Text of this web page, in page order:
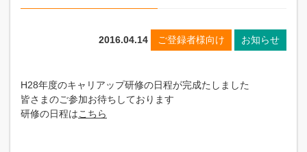
2016.04.14 ご登録者様向け お知らせ
H28年度のキャリアップ研修の日程が完成たしました
皆さまのご参加お待ちしております
研修の日程はこちら